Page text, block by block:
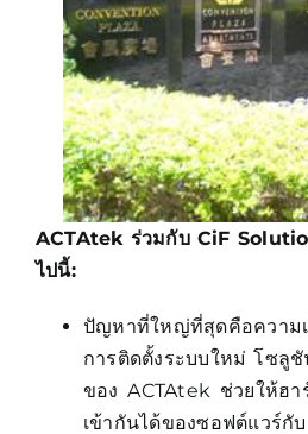
ACTAtek ร่วมกับ CiF
ไปนี้:
ปัญหาที่ใหญ่ที่สุดคือความเ
การติดตั้งระบบใหม่ โซลู
ของ ACTAtek ช่วยให้ฮ
เข้ากันได้ของซอฟต์แวร์